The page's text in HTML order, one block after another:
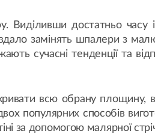
Виділивши достатньо часу
вдало замінять шпалери з
сучасні тенденції та
всю обрану площину,
популярних способів
за допомогою малярної